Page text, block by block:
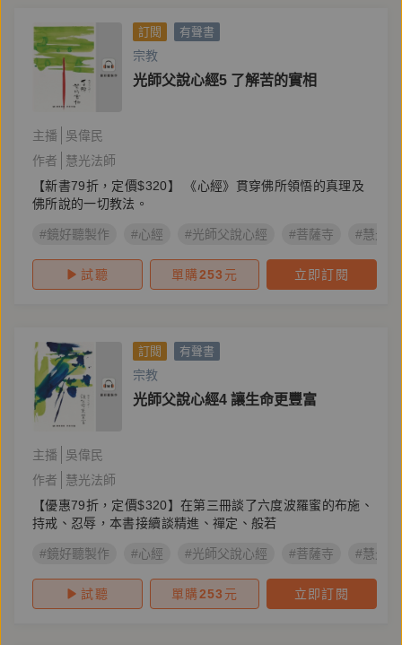
訂閱 有聲書
宗教
光師父說心經5 了解苦的實相
主播
吳偉民
作者
慧光法師
【新書79折，定價$320】 《心經》貫穿佛所領悟的真理及
佛所說的一切教法。
#鏡好聽製作 #心經 #光師父說心經 #菩薩寺 #慧光
試聽 單購253 元 立即訂閱
訂閱 有聲書
宗教
光師父說心經4 讓生命更豐富
主播
吳偉民
作者
慧光法師
【優惠79折，定價$320】在第三冊談了六度波羅蜜的布施、
持戒、忍辱，本書接續談精進、禪定、般若
#鏡好聽製作 #心經 #光師父說心經 #菩薩寺 #慧光
試聽 單購253 元 立即訂閱